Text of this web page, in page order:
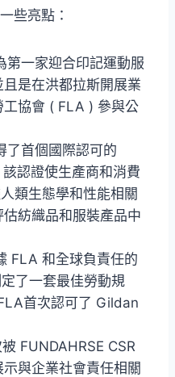
些亮點：
一家迎合印記運動服
是在洪都拉斯開展業
協會 ( FLA ) 參與公
首個國際認可的
認證使生產商和消費
類生態學和性能相關
紡織品和服裝產品中
FLA 和全球負責任的
了一套最佳勞動規
首次認可了 Gildan
FUNDAHRSE CSR
與企業社會責任相關